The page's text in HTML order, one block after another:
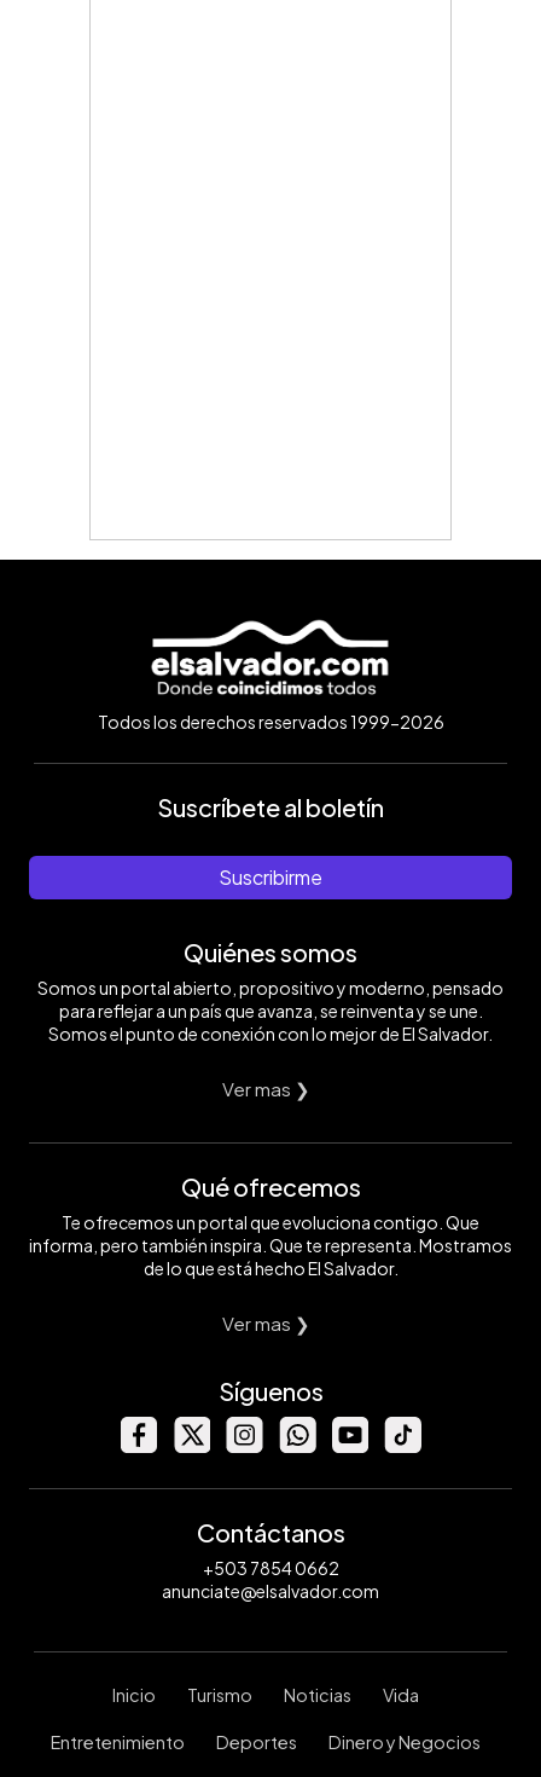
Todos los derechos reservados 1999-2026
Suscríbete al boletín
Suscribirme
Quiénes somos
Somos un portal abierto, propositivo y moderno, pensado
para reflejar a un país que avanza, se reinventa y se une.
Somos el punto de conexión con lo mejor de El Salvador.
Ver mas ❯
Qué ofrecemos
Te ofrecemos un portal que evoluciona contigo. Que
informa, pero también inspira. Que te representa. Mostramos
de lo que está hecho El Salvador.
Ver mas ❯
Síguenos
Contáctanos
+503 7854 0662
anunciate@elsalvador.com
Inicio Turismo Noticias Vida
Entretenimiento Deportes Dinero y Negocios